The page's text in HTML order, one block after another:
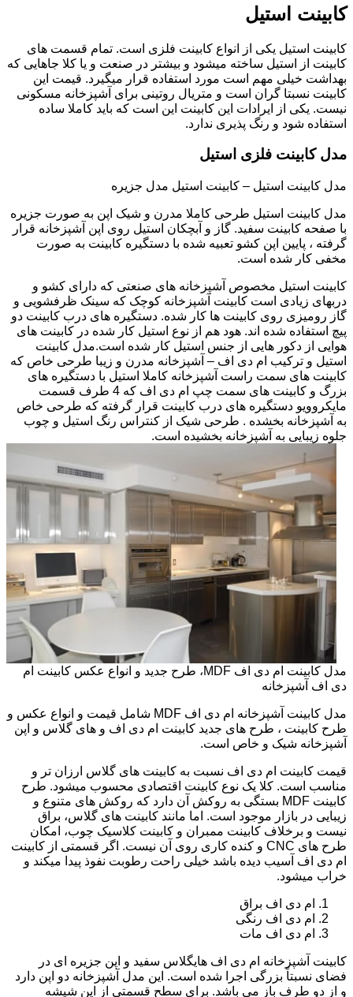
کابینت استیل
کابینت استیل یکی از انواع کابینت فلزی است. تمام قسمت های
کابینت از استیل ساخته میشود و بیشتر در صنعت و یا کلا جاهایی که
بهداشت خیلی مهم است مورد استفاده قرار میگیرد. قیمت این
کابینت نسبتا گران است و متریال روتینی برای آشپزخانه مسکونی
نیست. یکی از ایرادات این کابینت این است که باید کاملا ساده
استفاده شود و رنگ پذیری ندارد.
مدل کابینت فلزی استیل
مدل کابینت استیل – کابینت استیل مدل جزیره
مدل کابینت استیل طرحی کاملا مدرن و شیک اپن به صورت جزیره
با صفحه کابینت سفید. گاز و آبچکان استیل روی اپن آشپزخانه قرار
گرفته ، پایین اپن کشو تعبیه شده با دستگیره کابینت به صورت
مخفی کار شده است.
کابینت استیل مخصوص آشپزخانه های صنعتی که دارای کشو و
دربهای زیادی است کابینت آشپزخانه کوچک که سینک ظرفشویی و
گاز رومیزی روی کابینت ها کار شده. دستگیره های درب کابینت دو
پیچ استفاده شده اند. هود هم از نوع استیل کار شده در کابینت های
هوایی از دکور هایی از جنس استیل کار شده است.مدل کابینت
استیل و ترکیب ام دی اف – آشپزخانه مدرن و زیبا طرحی خاص که
کابینت های سمت راست آشپزخانه کاملا استیل با دستگیره های
بزرگ و کابینت های سمت چپ ام دی اف که 4 طرف قسمت
مایکروویو دستگیره های درب کابینت قرار گرفته که طرحی خاص
به آشپزخانه بخشده . طرحی شیک از کنتراس رنگ استیل و چوب
جلوه زیبایی به آشپزخانه بخشیده است.
مدل کابینت ام دی اف MDF، طرح جدید و انواع عکس کابینت ام
دی اف آشپزخانه
مدل کابینت آشپزخانه ام دی اف MDF شامل قیمت و انواع عکس و
طرح کابینت ، طرح های جدید کابینت ام دی اف و های گلاس و اپن
آشپزخانه شیک و خاص است.
قیمت کابینت ام دی اف نسبت به کابینت های گلاس ارزان تر و
مناسب است. کلا یک نوع کابینت اقتصادی محسوب میشود. طرح
کابینت MDF بستگی به روکش آن دارد که روکش های متنوع و
زیبایی در بازار موجود است. اما مانند کابینت های گلاس، براق
نیست و برخلاف کابینت ممبران و کابینت کلاسیک چوب، امکان
طرح های CNC و کنده کاری روی آن نیست. اگر قسمتی از کابینت
ام دی اف آسیب دیده باشد خیلی راحت رطوبت نفوذ پیدا میکند و
خراب میشود.
ام دی اف براق
ام دی اف رنگی
ام دی اف مات
کابینت آشپزخانه ام دی اف هایگلاس سفید و اپن جزیره ای در
فضای نسبتاً بزرگی اجرا شده است. این مدل آشپزخانه دو اپن دارد
و از دو طرف باز می باشد. برای سطح قسمتی از اپن شیشه